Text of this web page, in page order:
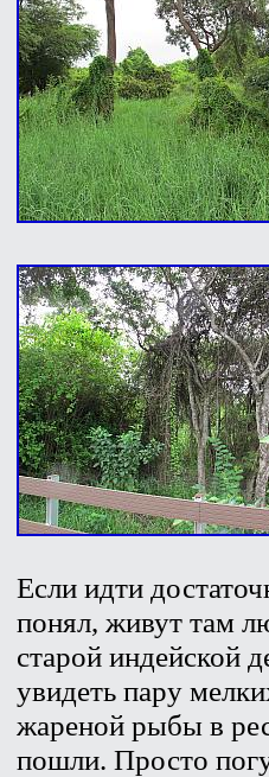
Если идти
понял, живут там
старой индейской
увидеть пару
жареной рыбы в
пошли. Просто